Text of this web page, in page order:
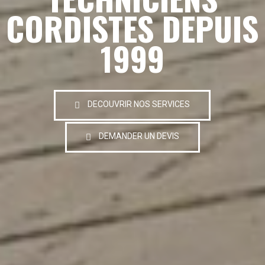
CORDISTES DEPUIS
1999
DECOUVRIR NOS SERVICES
DEMANDER UN DEVIS